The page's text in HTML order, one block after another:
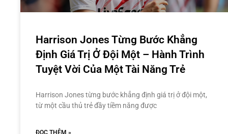
Harrison Jones Từng Bước Khẳng
Định Giá Trị Ở Đội Một – Hành Trình
Tuyệt Vời Của Một Tài Năng Trẻ
Harrison Jones từng bước khẳng định giá trị ở đội một,
từ một cầu thủ trẻ đầy tiềm năng được
ĐỌC THÊM »